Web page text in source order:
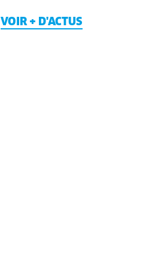
VOIR + D'ACTUS